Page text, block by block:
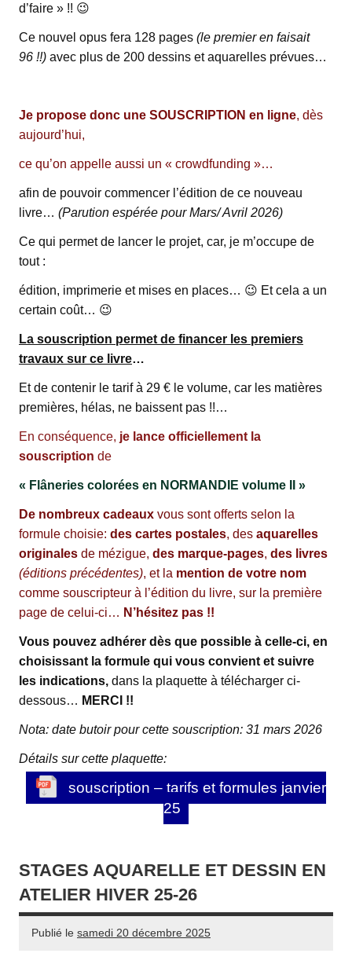
d’faire » !! 😉
Ce nouvel opus fera 128 pages (le premier en faisait
96 !!) avec plus de 200 dessins et aquarelles prévues…
Je propose donc une SOUSCRIPTION en ligne, dès
aujourd’hui,
ce qu’on appelle aussi un « crowdfunding »…
afin de pouvoir commencer l’édition de ce nouveau
livre… (Parution espérée pour Mars/ Avril 2026)
Ce qui permet de lancer le projet, car, je m’occupe de
tout :
édition, imprimerie et mises en places… 😉 Et cela a un
certain coût… 😉
La souscription permet de financer les premiers
travaux sur ce livre…
Et de contenir le tarif à 29 € le volume, car les matières
premières, hélas, ne baissent pas !!…
En conséquence, je lance officiellement la
souscription de
« Flâneries colorées en NORMANDIE volume II »
De nombreux cadeaux vous sont offerts selon la
formule choisie: des cartes postales, des aquarelles
originales de mézigue, des marque-pages, des livres
(éditions précédentes), et la mention de votre nom
comme souscripteur à l’édition du livre, sur la première
page de celui-ci… N’hésitez pas !!
Vous pouvez adhérer dès que possible à celle-ci, en
choisissant la formule qui vous convient et suivre
les indications, dans la plaquette à télécharger ci-
dessous… MERCI !!
Nota: date butoir pour cette souscription: 31 mars 2026
Détails sur cette plaquette:
souscription – tarifs et formules janvier
25
STAGES AQUARELLE ET DESSIN EN
ATELIER HIVER 25-26
Publié le samedi 20 décembre 2025